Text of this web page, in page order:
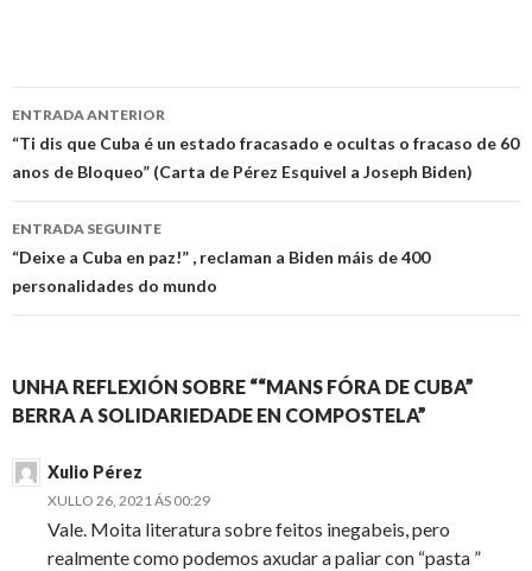
Ir
a
entrada
ENTRADA ANTERIOR
“Ti dis que Cuba é un estado fracasado e ocultas o fracaso de 60
anos de Bloqueo” (Carta de Pérez Esquivel a Joseph Biden)
ENTRADA SEGUINTE
“Deixe a Cuba en paz!” , reclaman a Biden máis de 400
personalidades do mundo
UNHA REFLEXIÓN SOBRE ““MANS FÓRA DE CUBA”
BERRA A SOLIDARIEDADE EN COMPOSTELA”
Xulio Pérez
XULLO 26, 2021 ÁS 00:29
Vale. Moita literatura sobre feitos inegabeis, pero
realmente como podemos axudar a paliar con “pasta ”